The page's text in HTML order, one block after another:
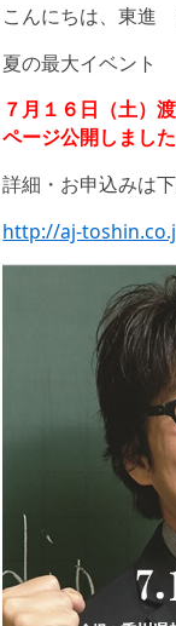
こんにちは、東進
夏の最大イベント
７月１６日（土）
ページ公開しました
詳細・お申込みは
http://aj-